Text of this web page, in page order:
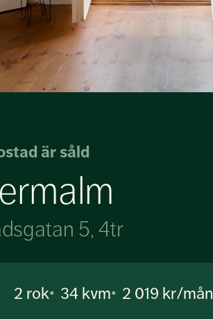
är såld
5, 4tr
2 rok 34 kvm 2 019 kr/mån